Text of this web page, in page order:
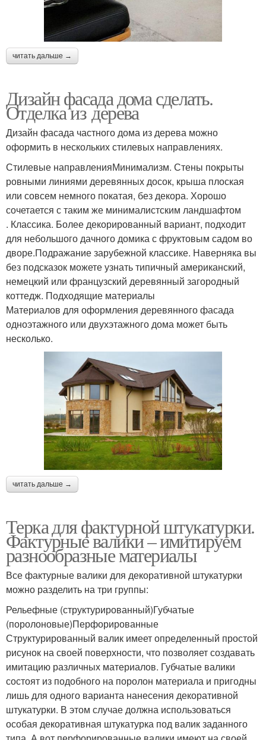
читать дальше →
Дизайн фасада дома сделать.
Отделка из дерева
Дизайн фасада частного дома из дерева можно
оформить в нескольких стилевых направлениях.
Стилевые направленияМинимализм. Стены покрыты
ровными линиями деревянных досок, крыша плоская
или совсем немного покатая, без декора. Хорошо
сочетается с таким же минималистским ландшафтом
. Классика. Более декорированный вариант, подходит
для небольшого дачного домика с фруктовым садом во
дворе.Подражание зарубежной классике. Наверняка вы
без подсказок можете узнать типичный американский,
немецкий или французский деревянный загородный
коттедж. Подходящие материалы
Материалов для оформления деревянного фасада
одноэтажного или двухэтажного дома может быть
несколько.
читать дальше →
Терка для фактурной штукатурки.
Фактурные валики – имитируем
разнообразные материалы
Все фактурные валики для декоративной штукатурки
можно разделить на три группы:
Рельефные (структурированный)Губчатые
(поролоновые)Перфорированные
Структурированный валик имеет определенный простой
рисунок на своей поверхности, что позволяет создавать
имитацию различных материалов. Губчатые валики
состоят из подобного на поролон материала и пригодны
лишь для одного варианта нанесения декоративной
штукатурки. В этом случае должна использоваться
особая декоративная штукатурка под валик заданного